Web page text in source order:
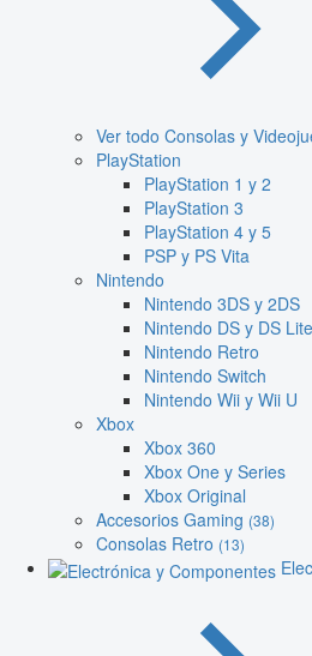
Ver todo Consolas y
PlayStation
PlayStation 1 y 2
PlayStation 3
PlayStation 4 y 5
PSP y PS Vita
Nintendo
Nintendo 3DS y 2DS
Nintendo DS y DS Lite
Nintendo Retro
Nintendo Switch
Nintendo Wii y Wii U
Xbox
Xbox 360
Xbox One y Series
Xbox Original
Accesorios Gaming (38)
Consolas Retro (13)